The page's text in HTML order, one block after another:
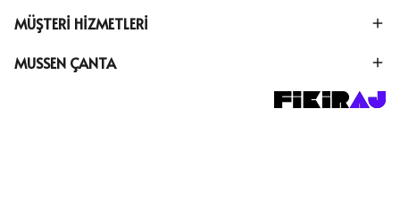
MÜŞTERİ HİZMETLERİ
MUSSEN ÇANTA